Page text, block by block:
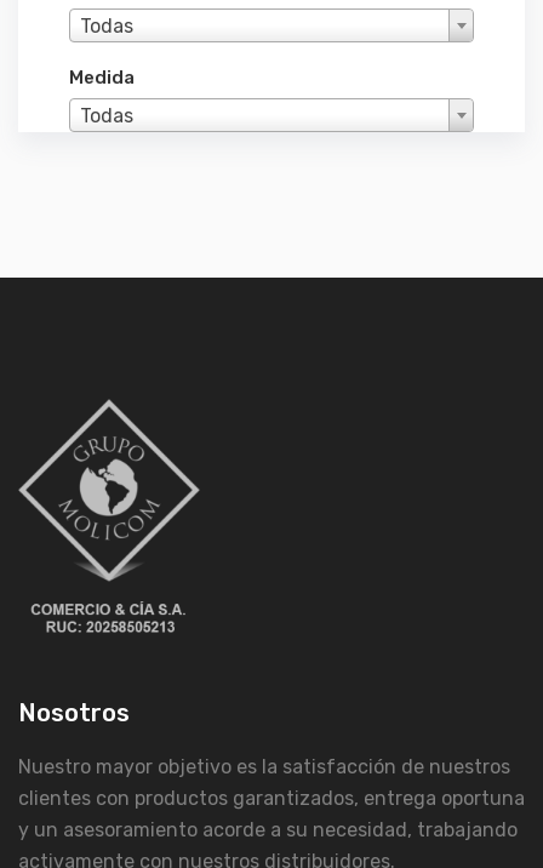
Todas
Medida
Todas
Nosotros
Nuestro mayor objetivo es la satisfacción de nuestros
clientes con productos garantizados, entrega oportuna
y un asesoramiento acorde a su necesidad, trabajando
activamente con nuestros distribuidores.